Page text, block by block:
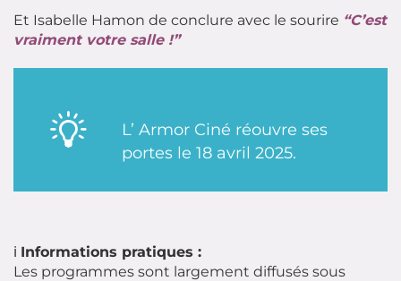
Et Isabelle Hamon de conclure avec le sourire “C’est
vraiment votre salle !”
L’ Armor Ciné réouvre ses
portes le 18 avril 2025.
ℹ️ Informations pratiques :
Les programmes sont largement diffusés sous